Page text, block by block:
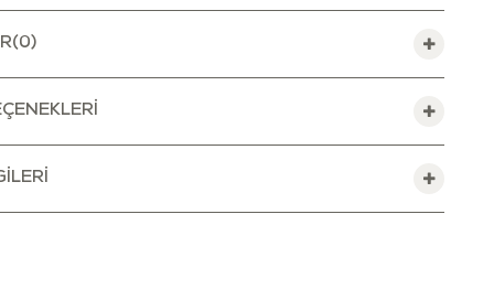
kuvvete bağlı olarak değişir.
(0)